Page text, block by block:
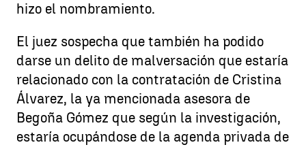
hizo el nombramiento.
El juez sospecha que también ha podido
darse un delito de malversación que estaría
relacionado con la contratación de Cristina
Álvarez, la ya mencionada asesora de
Begoña Gómez que según la investigación,
estaría ocupándose de la agenda privada de